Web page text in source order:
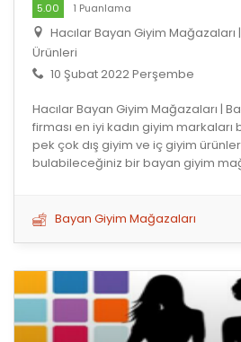
5.00 1 Puanlama
Hacılar Bayan Giyim Mağazaları
Ürünleri
10 Şubat 2022 Perşembe
Hacılar Bayan Giyim Mağazaları |
firması en iyi kadın giyim
pek çok dış giyim ve iç giyim
bulabileceğiniz bir bayan giyim
Bayan Giyim Mağazaları